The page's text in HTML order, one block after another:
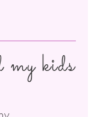
kids